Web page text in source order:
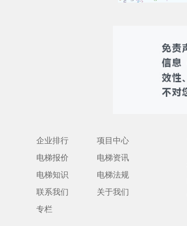
企业排行
项目中心
电梯报价
电梯资讯
电梯知识
电梯法规
联系我们
关于我们
专栏